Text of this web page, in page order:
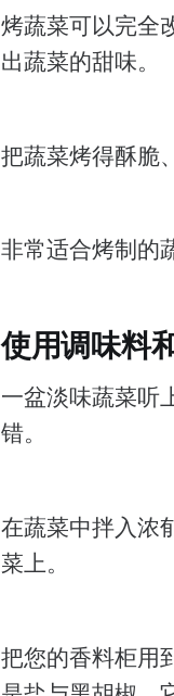
烤蔬菜可以完全
出蔬菜的甜味。
把蔬菜烤得酥脆
非常适合烤制的
使用调味料
一盆淡味蔬菜听
错。
在蔬菜中拌入浓
菜上。
把您的香料柜用